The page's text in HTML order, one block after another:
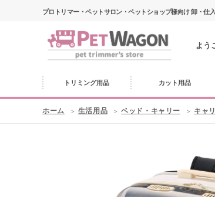
プロトリマー・ペットサロン・ペットショップ様向け 卸・仕
よう
トリミング用品 カット用品
ホーム 生活用品 ベッド・キャリー キャ